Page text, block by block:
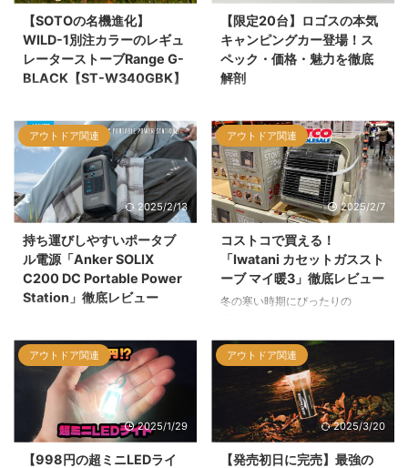
に多いと思います。
そんな方にピッタリな安くてコン
パクトで多機能なポータブル電源
『ポータブル電源 S365』をご紹
介します。
【SOTOの名機進化】
WILD-1別注カラーのレギュ
レーターストーブRange G-
BLACK【ST-W340GBK】
が、SOTOの名機「レギュレータ
ーストーブ ST-340」の別注モデ
ルRange G-BLACK【ST-
W340GBK】を発売しました。こ
の新モデルは、オールブラックの
洗練されたデザインが特徴で、遮
熱板にはWILD-1のロゴが刻まれ
ています。
【限定20台】ロゴスの本気
キャンピングカー登場！ス
ペック・価格・魅力を徹底
解剖
「LOGOS（ロゴス）」と、カス
タムキャンピングカーのプロ「ダ
イレクトカーズ」がコラボした、
こだわりの詰まったキャンピング
カーが登場！しかも限定20台と
いうプレミアム仕様！
アウトドア関連
2025/2/13
持ち運びしやすいポータブ
ル電源「Anker SOLIX
C200 DC Portable Power
Station」徹底レビュー
せないポータブル電源。今回は、
コンパクトながらも高性能な
「Anker SOLIX C200 DC
Portable Power Station」を詳し
くご紹介します！
アウトドア関連
2025/2/7
コストコで買える！
「Iwatani カセットガススト
ーブ マイ暖3」徹底レビュー
冬の寒い時期にぴったりの
マイ暖3」。 コストコでお得に購
入できると話題ですが、実際のと
ころどうなのか？ 今回は、価格
比較や類似商品の違い、カセット
ガス式ならではのメリット、安全
な使い方まで徹底解説します！
アウトドア関連
2025/1/29
【998円の超ミニLEDライ
アウトドア関連
2025/3/20
【発売初日に完売】最強の